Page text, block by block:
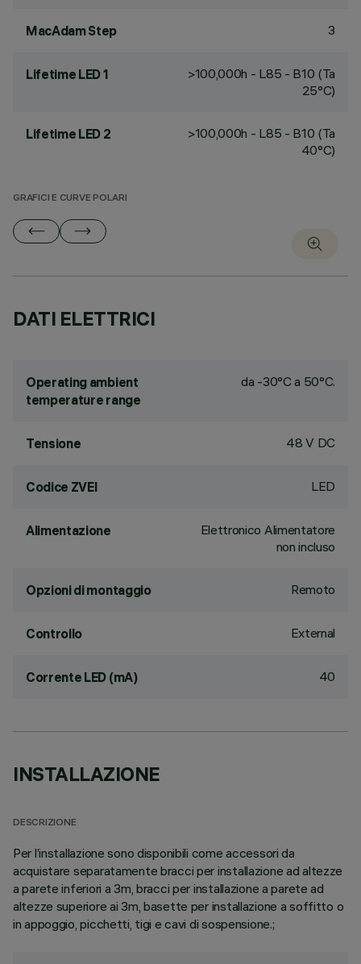
MacAdam Step 3
Lifetime LED 1
>100,000h - L85 - B10 (Ta
25°C)
Lifetime LED 2
>100,000h - L85 - B10 (Ta
40°C)
GRAFICI E CURVE POLARI
DATI ELETTRICI
Operating ambient
temperature range
da -30°C a 50°C.
Tensione 48 V DC
Codice ZVEI LED
Alimentazione
Elettronico Alimentatore
non incluso
Opzioni di montaggio Remoto
Controllo External
Corrente LED (mA) 40
INSTALLAZIONE
DESCRIZIONE
Per l’installazione sono disponibili come accessori da
acquistare separatamente bracci per installazione ad altezze
a parete inferiori a 3m, bracci per installazione a parete ad
altezze superiore ai 3m, basette per installazione a soffitto o
in appoggio, picchetti, tigi e cavi di sospensione.;